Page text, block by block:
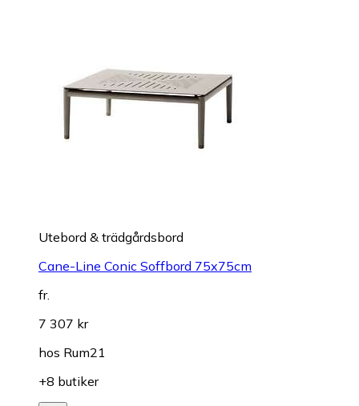
Utebord & trädgårdsbord
Cane-Line Conic Soffbord 75x75cm
fr.
7 307 kr
hos Rum21
+8 butiker